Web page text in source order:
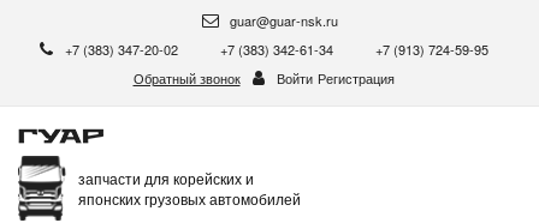
guar@guar-nsk.ru
+7 (383) 347-20-02
+7 (383) 342-61-34
+7 (913) 724-59-95
Обратный звонок
Войти Регистрация
запчасти для корейских и
японских грузовых автомобилей